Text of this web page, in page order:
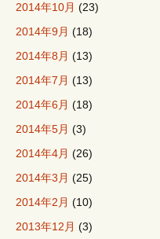
2014年10月 (23)
2014年9月 (18)
2014年8月 (13)
2014年7月 (13)
2014年6月 (18)
2014年5月 (3)
2014年4月 (26)
2014年3月 (25)
2014年2月 (10)
2013年12月 (3)